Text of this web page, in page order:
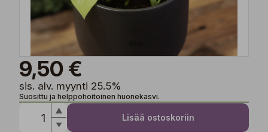
9,50 €
sis. alv. myynti 25.5%
Suosittu ja helppohoitoinen huonekasvi.
Lisää ostoskoriin